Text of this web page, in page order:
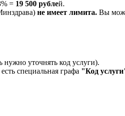
= 19 500 рублей.
не имеет лимита. Вы
нужно уточнять код услуги).
специальная графа "Код